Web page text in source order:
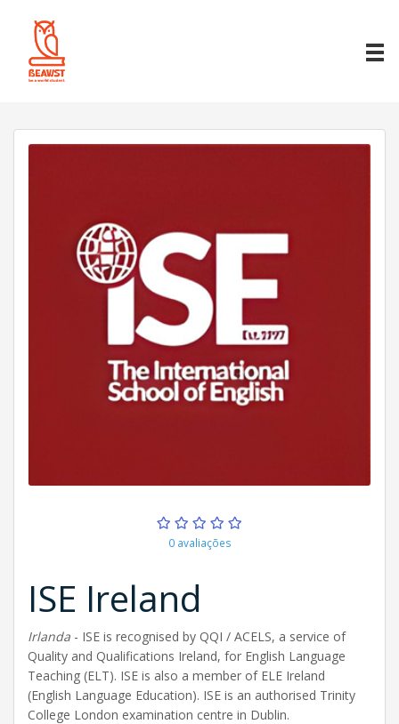
0 avaliações
ISE Ireland
Irlanda - ISE is recognised by QQI / ACELS, a service of
Quality and Qualifications Ireland, for English Language
Teaching (ELT). ISE is also a member of ELE Ireland
(English Language Education). ISE is an authorised Trinity
College London examination centre in Dublin.